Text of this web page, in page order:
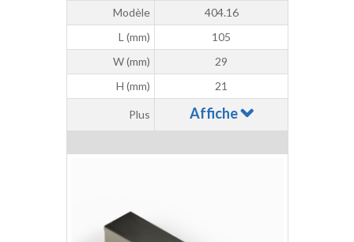
Modèle
404.16
L (mm)
105
W (mm)
29
H (mm)
21
Plus Affiche